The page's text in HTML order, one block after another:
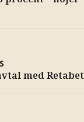
med Retabet